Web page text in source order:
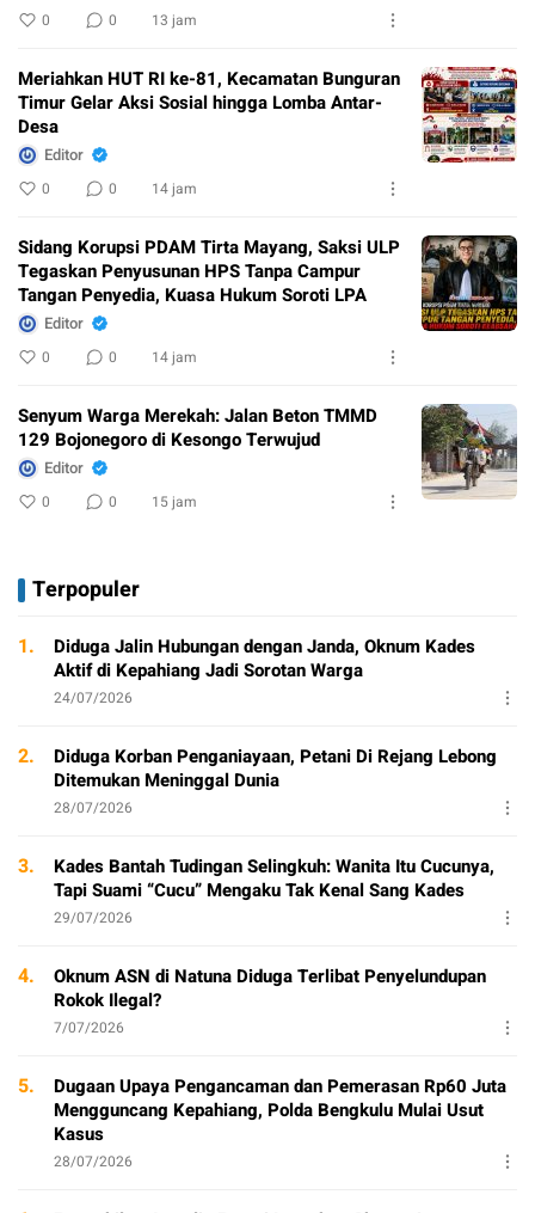
0 0 13 jam
Meriahkan HUT RI ke-81, Kecamatan Bunguran
Timur Gelar Aksi Sosial hingga Lomba Antar-
Desa
Editor
0 0 14 jam
Sidang Korupsi PDAM Tirta Mayang, Saksi ULP
Tegaskan Penyusunan HPS Tanpa Campur
Tangan Penyedia, Kuasa Hukum Soroti LPA
Editor
0 0 14 jam
Senyum Warga Merekah: Jalan Beton TMMD
129 Bojonegoro di Kesongo Terwujud
Editor
0 0 15 jam
Terpopuler
1.
Diduga Jalin Hubungan dengan Janda, Oknum Kades
Aktif di Kepahiang Jadi Sorotan Warga
24/07/2026
2.
Diduga Korban Penganiayaan, Petani Di Rejang Lebong
Ditemukan Meninggal Dunia
28/07/2026
3.
Kades Bantah Tudingan Selingkuh: Wanita Itu Cucunya,
Tapi Suami “Cucu” Mengaku Tak Kenal Sang Kades
29/07/2026
4.
Oknum ASN di Natuna Diduga Terlibat Penyelundupan
Rokok Ilegal?
7/07/2026
5.
Dugaan Upaya Pengancaman dan Pemerasan Rp60 Juta
Mengguncang Kepahiang, Polda Bengkulu Mulai Usut
Kasus
28/07/2026